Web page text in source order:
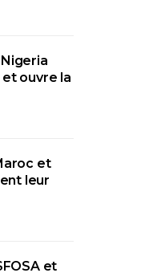
Nigeria
et ouvre la
et
leur
et